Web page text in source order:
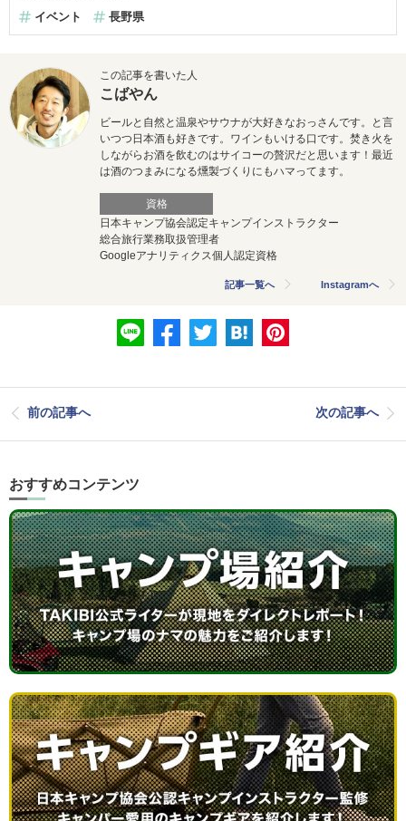
イベント 長野県
この記事を書いた人
こばやん
ビールと自然と温泉やサウナが大好きなおっさんです。と言
いつつ日本酒も好きです。ワインもいける口です。焚き火を
しながらお酒を飲むのはサイコーの贅沢だと思います！最近
は酒のつまみになる燻製づくりにもハマってます。
資格
日本キャンプ協会認定キャンプインストラクター
総合旅行業務取扱管理者
Googleアナリティクス個人認定資格
記事一覧へ Instagramへ
前の記事へ 次の記事へ
おすすめコンテンツ